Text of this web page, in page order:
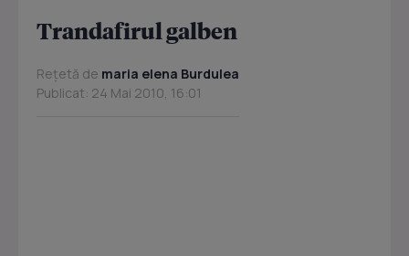
Trandafirul galben
Rețetă de maria elena Burdulea
Publicat: 24 Mai 2010, 16:01